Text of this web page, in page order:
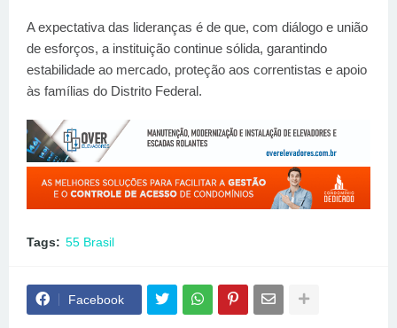
A expectativa das lideranças é de que, com diálogo e união
de esforços, a instituição continue sólida, garantindo
estabilidade ao mercado, proteção aos correntistas e apoio
às famílias do Distrito Federal.
Tags: 55 Brasil
Facebook